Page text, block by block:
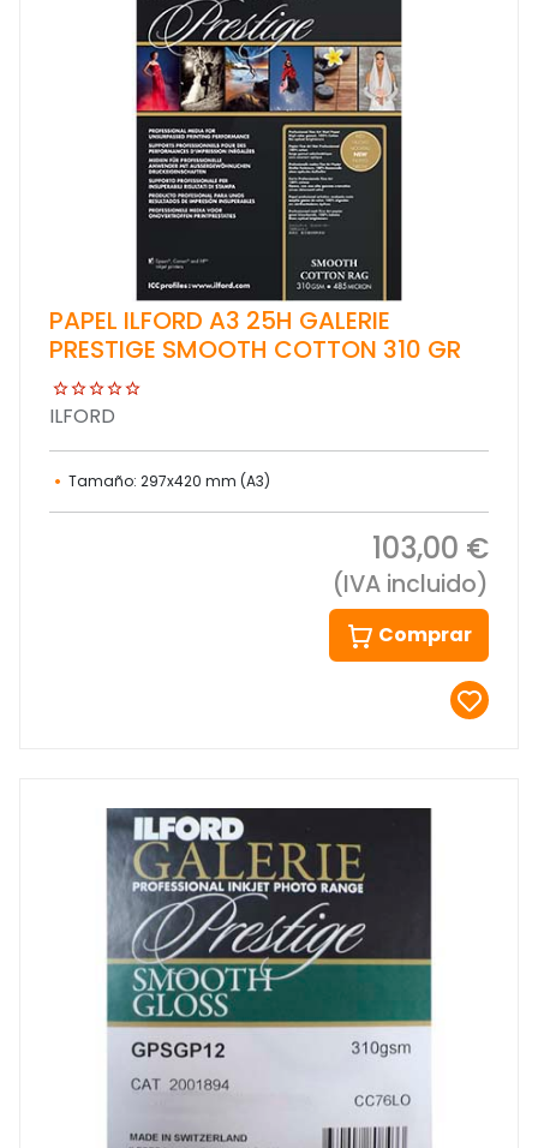
PAPEL ILFORD A3 25H GALERIE
PRESTIGE SMOOTH COTTON 310 GR
ILFORD
Tamaño: 297x420 mm (A3)
103,00 €
(IVA incluido)
Comprar